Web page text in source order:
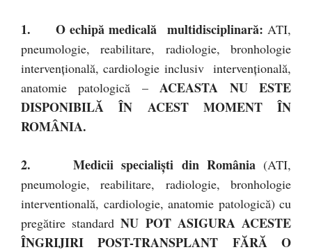
1. O echipă medicală multidisciplinară: ATI,
pneumologie, reabilitare, radiologie, bronhologie
intervențională, cardiologie inclusiv intervențională,
anatomie patologică –ACEASTA NU ESTE
DISPONIBILĂ ÎN ACEST MOMENT ÎN
ROMÂNIA.
2.Medicii specialiști din România(ATI,
pneumologie, reabilitare, radiologie, bronhologie
interventională, cardiologie, anatomie patologică) cu
pregătire standardNU POT ASIGURA ACESTE
ÎNGRIJIRI POST-TRANSPLANT FĂRĂ O